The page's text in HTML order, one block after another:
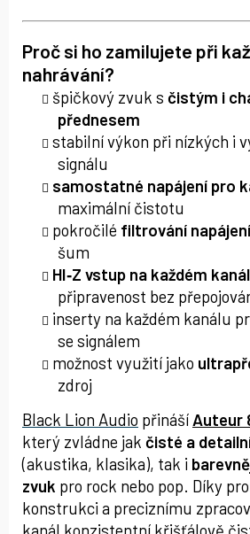
Proč si ho zamilujete při
nahrávání?
špičkový zvuk s čistým i
přednesem
stabilní výkon při nízkých i
signálu
samostatné napájení pro
maximální čistotu
pokročilé filtrování napájení
šum
HI‑Z vstup na každém
připravenost bez
inserty na každém kanálu
se signálem
možnost využití jako
zdroj
Black Lion Audio přináší Auteur
který zvládne jak čisté a
(akustika, klasika), tak i
zvuk pro rock nebo pop. Díky
konstrukci a preciznímu